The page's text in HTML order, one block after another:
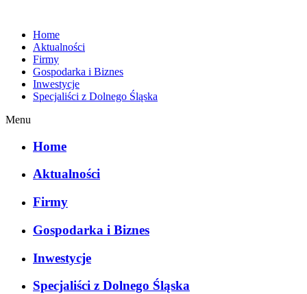
Home
Aktualności
Firmy
Gospodarka i Biznes
Inwestycje
Specjaliści z Dolnego Śląska
Menu
Home
Aktualności
Firmy
Gospodarka i Biznes
Inwestycje
Specjaliści z Dolnego Śląska